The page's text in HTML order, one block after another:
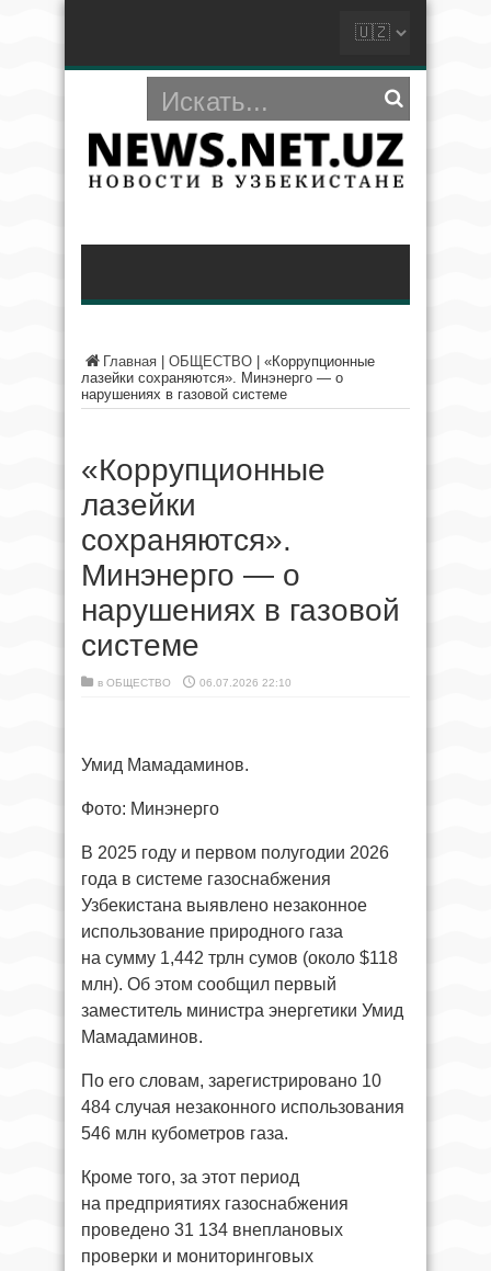
Главная ОБЩЕСТВО
«Коррупционные
лазейки сохраняются». Минэнерго — о
нарушениях в газовой системе
«Коррупционные
лазейки
сохраняются».
Минэнерго — о
нарушениях в газовой
системе
в ОБЩЕСТВО 06.07.2026 22:10
Умид Мамадаминов.
Фото: Минэнерго
В 2025 году и первом полугодии 2026
года в системе газоснабжения
Узбекистана выявлено незаконное
использование природного газа
на сумму 1,442 трлн сумов (около $118
млн). Об этом сообщил первый
заместитель министра энергетики Умид
Мамадаминов.
По его словам, зарегистрировано 10
484 случая незаконного использования
546 млн кубометров газа.
Кроме того, за этот период
на предприятиях газоснабжения
проведено 31 134 внеплановых
проверки и мониторинговых